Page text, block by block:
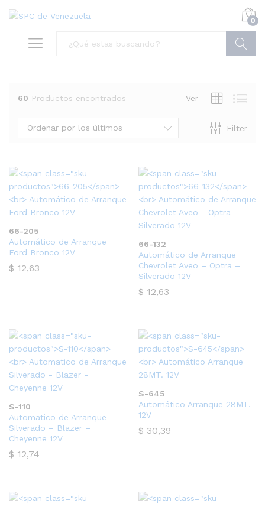
0
60 Productos encontrados Ver
Filter
Ordenar por los últimos
66-205
Automático de Arranque
Ford Bronco 12V
$ 12,63
66-132
Automático de Arranque
Chevrolet Aveo – Optra –
Silverado 12V
$ 12,63
S-110
Automatico de Arranque
Silverado – Blazer –
Cheyenne 12V
$ 12,74
S-645
Automático Arranque 28MT.
12V
$ 30,39